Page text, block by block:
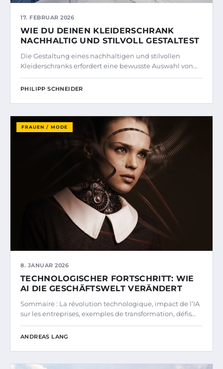
17. FEBRUAR 2026
WIE DU DEINEN KLEIDERSCHRANK
NACHHALTIG UND STILVOLL GESTALTEST
Die Gestaltung eines nachhaltigen und stilvollen
Kleiderschranks erfordert eine bewusste Auswahl von…
PHILIPP SCHNEIDER
FRAUEN / MODE
8. JANUAR 2026
TECHNOLOGISCHER FORTSCHRITT: WIE
AI DIE GESCHÄFTSWELT VERÄNDERT
Sommaire : La révolution technologique, impact de l’IA
sur les entreprises, exemples de transformation, défis…
ANDREAS LANG